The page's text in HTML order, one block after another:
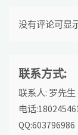
没有评论可显示
联系方式:
联系人: 罗先生
电话
QQ:603796986